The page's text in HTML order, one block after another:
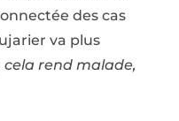
des cas
va plus
cela rend malade,